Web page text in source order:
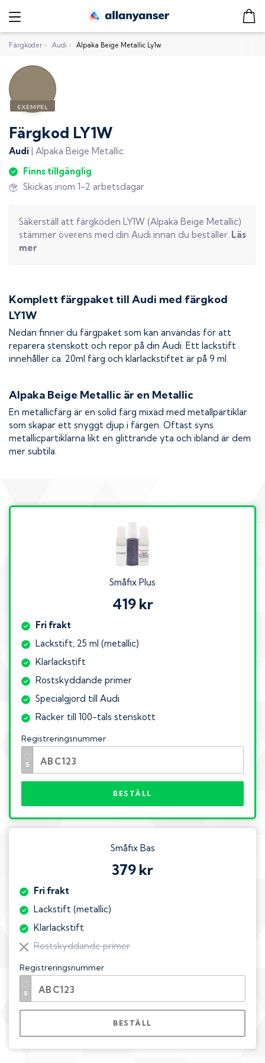
Färgkoder › Audi › Alpaka Beige Metallic Ly1w
Färgkod LY1W
Audi | Alpaka Beige Metallic
Finns tillgänglig
Skickas inom 1-2 arbetsdagar
Säkerställ att färgkoden LY1W (Alpaka Beige Metallic)
stämmer överens med din Audi innan du beställer. Läs
mer
Komplett färgpaket till Audi med färgkod
LY1W
Nedan finner du färgpaket som kan användas för att
reparera stenskott och repor på din Audi. Ett lackstift
innehåller ca. 20ml färg och klarlackstiftet är på 9 ml.
Alpaka Beige Metallic är en Metallic
En metallicfärg är en solid färg mixad med metallpartiklar
som skapar ett snyggt djup i färgen. Oftast syns
metallicpartiklarna likt en glittrande yta och ibland är dem
mer subtila.
Småfix Plus
419 kr
Fri frakt
Lackstift, 25 ml (metallic)
Klarlackstift
Rostskyddande primer
Specialgjord till Audi
Räcker till 100-tals stenskott
Registreringsnummer
BESTÄLL
Småfix Bas
379 kr
Fri frakt
Lackstift (metallic)
Klarlackstift
Rostskyddande primer
Registreringsnummer
BESTÄLL